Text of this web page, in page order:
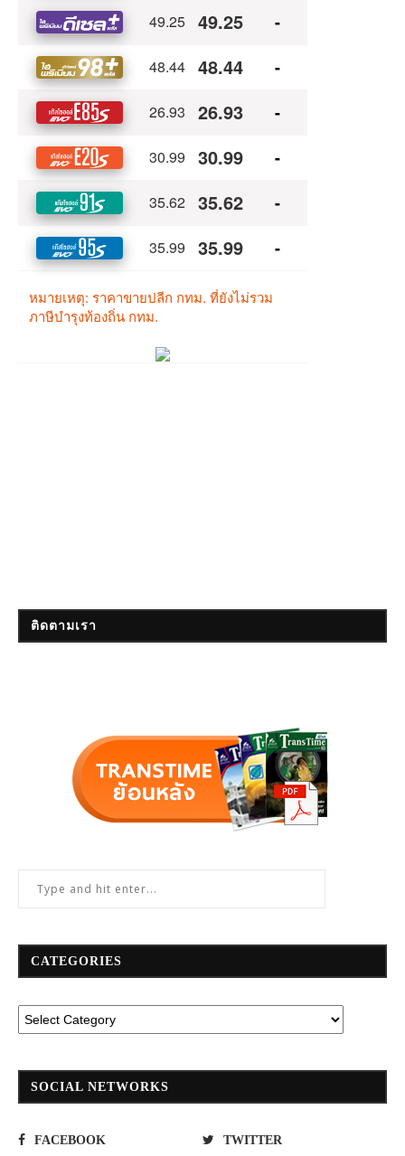
ติดตามเรา
CATEGORIES
SOCIAL NETWORKS
FACEBOOK TWITTER